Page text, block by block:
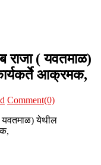
राजा ( यवतमाळ)
आक्रमक,
Comment(0)
( यवतमाळ) येथील